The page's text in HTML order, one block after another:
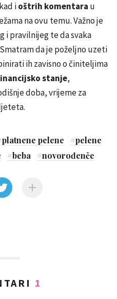
ioštrih komentara u
na ovu temu. Važno je
i pravilnijeg te da svaka
da je poželjno uzeti
ih zavisno o činiteljima
stanje,
doba, vrijeme za
platnene pelene #pelene
#beba #novorođenče
1